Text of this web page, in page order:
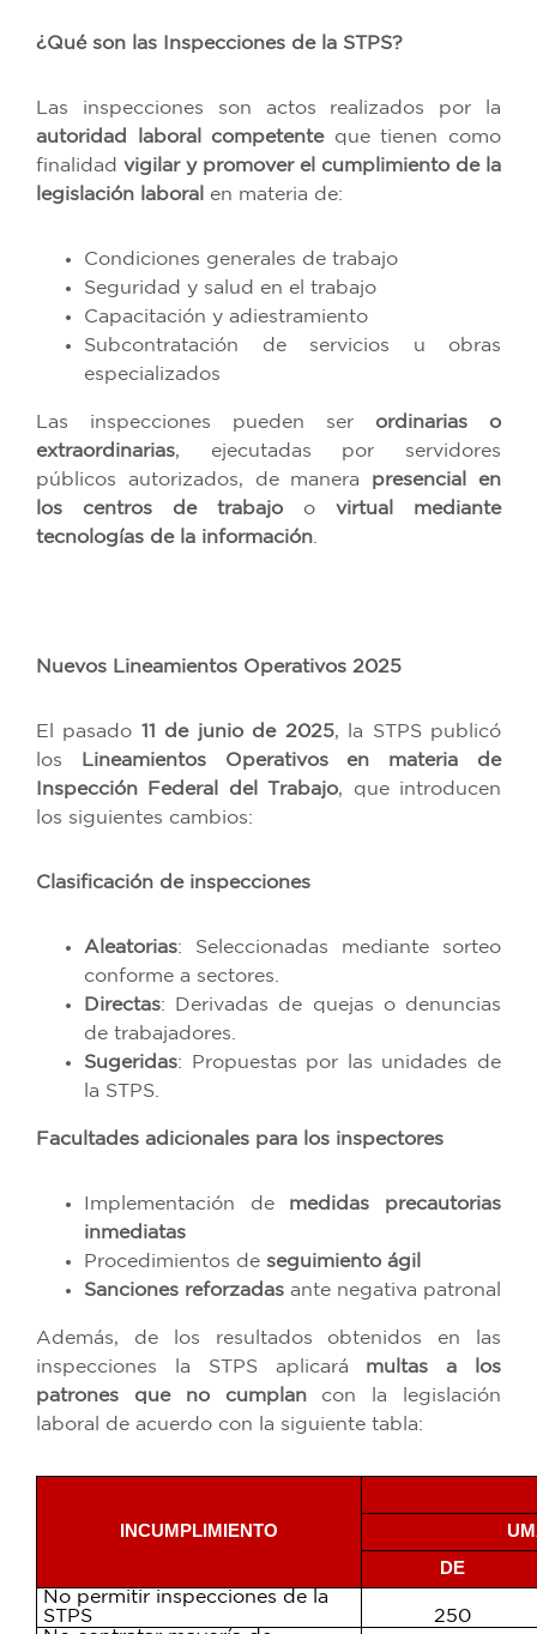
¿Qué son las Inspecciones de la STPS?
Las inspecciones son actos realizados por la
autoridad laboral competenteque tienen como
finalidad vigilar y promover el cumplimiento de la
legislación laboral
en materia de:
Condiciones generales de trabajo
Seguridad y salud en el trabajo
Capacitación y adiestramiento
Subcontratación de servicios u obras
especializados
Las inspecciones pueden ser ordinarias o
extraordinarias, ejecutadas por servidores
públicos autorizados, de manera presencial en
los centros de trabajo o virtual mediante
tecnologías de la información
Nuevos Lineamientos Operativos 2025
El pasado 11 de junio de 2025, la STPS publicó
los
Lineamientos Operativos en materia de
Inspección Federal del Trabajo, que introducen
los siguientes cambios:
Clasificación de inspecciones
Aleatorias: Seleccionadas mediante sorteo
conforme a sectores.
Directas: Derivadas de quejas o denuncias
de trabajadores.
Sugeridas: Propuestas por las unidades de
la STPS.
Facultades adicionales para los inspectores
Implementación de medidas precautorias
inmediatas
Procedimientos de seguimiento ágil
Sanciones reforzadas ante negativa patronal
Además, de los resultados obtenidos en las
inspecciones la STPS aplicará multas a los
patrones que no cumplancon la legislación
laboral de acuerdo con la siguiente tabla:
INCUMPLIMIENTO
DE
No permitir inspecciones de la
STPS
250